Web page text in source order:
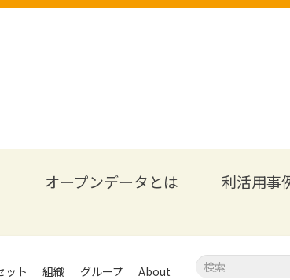
オープンデータとは 利活用事
ット 組織 グループ About